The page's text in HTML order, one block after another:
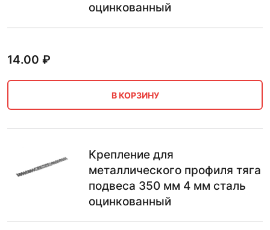
оцинкованный
14.00 ₽
В КОРЗИНУ
Крепление для
металлического профиля тяга
подвеса 350 мм 4 мм сталь
оцинкованный